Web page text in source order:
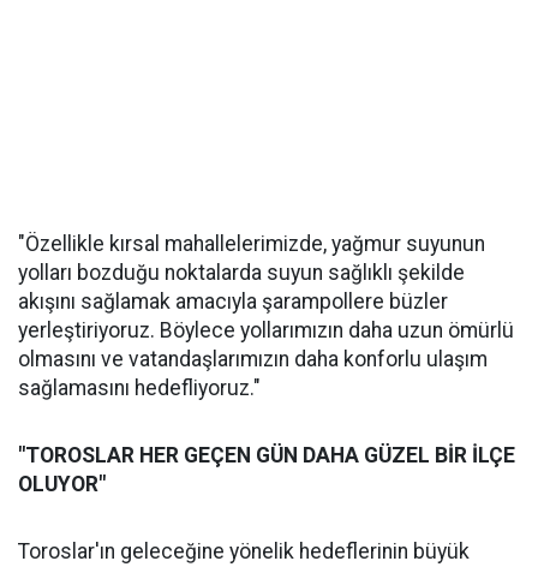
"Özellikle kırsal mahallelerimizde, yağmur suyunun
yolları bozduğu noktalarda suyun sağlıklı şekilde
akışını sağlamak amacıyla şarampollere büzler
yerleştiriyoruz. Böylece yollarımızın daha uzun ömürlü
olmasını ve vatandaşlarımızın daha konforlu ulaşım
sağlamasını hedefliyoruz."
"TOROSLAR HER GEÇEN GÜN DAHA GÜZEL BİR İLÇE
OLUYOR"
Toroslar'ın geleceğine yönelik hedeflerinin büyük